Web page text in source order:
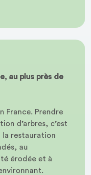
au plus près de
France. Prendre
d’arbres, c’est
la restauration
au
érodée et à